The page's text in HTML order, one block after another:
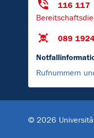
116 117
089
Rufnummern
© 2026